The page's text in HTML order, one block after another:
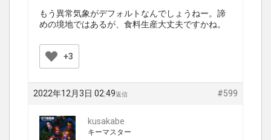
もう異常気象がデフォルトなんでしょうねー。諦
めの境地ではあるが、食料生産大丈夫ですかね。
+3
2022年12月3日 02:49 #599
返信
kusakabe
キーマスター